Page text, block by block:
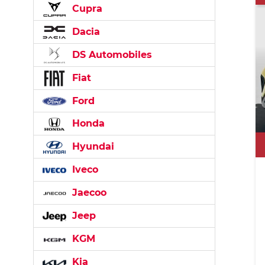
Cupra
Dacia
DS Automobiles
Fiat
Ford
Honda
Hyundai
Iveco
Jaecoo
Jeep
KGM
Kia